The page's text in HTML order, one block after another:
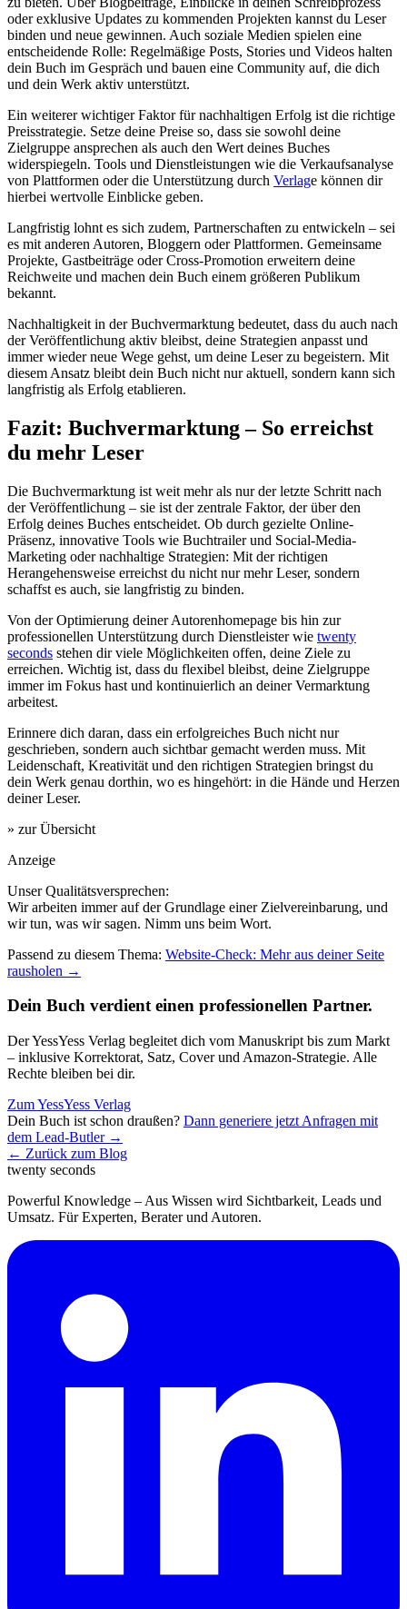
oder exklusive Updates zu kommenden Projekten kannst du Leser
binden und neue gewinnen. Auch soziale Medien spielen eine
entscheidende Rolle: Regelmäßige Posts, Stories und Videos halten
dein Buch im Gespräch und bauen eine Community auf, die dich
und dein Werk aktiv unterstützt.
Ein weiterer wichtiger Faktor für nachhaltigen Erfolg ist die richtige
Preisstrategie. Setze deine Preise so, dass sie sowohl deine
Zielgruppe ansprechen als auch den Wert deines Buches
widerspiegeln. Tools und Dienstleistungen wie die Verkaufsanalyse
von Plattformen oder die Unterstützung durch Verlage können dir
hierbei wertvolle Einblicke geben.
Langfristig lohnt es sich zudem, Partnerschaften zu entwickeln – sei
es mit anderen Autoren, Bloggern oder Plattformen. Gemeinsame
Projekte, Gastbeiträge oder Cross-Promotion erweitern deine
Reichweite und machen dein Buch einem größeren Publikum
bekannt.
Nachhaltigkeit in der Buchvermarktung bedeutet, dass du auch nach
der Veröffentlichung aktiv bleibst, deine Strategien anpasst und
immer wieder neue Wege gehst, um deine Leser zu begeistern. Mit
diesem Ansatz bleibt dein Buch nicht nur aktuell, sondern kann sich
langfristig als Erfolg etablieren.
Fazit: Buchvermarktung – So erreichst
du mehr Leser
Die Buchvermarktung ist weit mehr als nur der letzte Schritt nach
der Veröffentlichung – sie ist der zentrale Faktor, der über den
Erfolg deines Buches entscheidet. Ob durch gezielte Online-
Präsenz, innovative Tools wie Buchtrailer und Social-Media-
Marketing oder nachhaltige Strategien: Mit der richtigen
Herangehensweise erreichst du nicht nur mehr Leser, sondern
schaffst es auch, sie langfristig zu binden.
Von der Optimierung deiner Autorenhomepage bis hin zur
professionellen Unterstützung durch Dienstleister wie twenty
seconds stehen dir viele Möglichkeiten offen, deine Ziele zu
erreichen. Wichtig ist, dass du flexibel bleibst, deine Zielgruppe
immer im Fokus hast und kontinuierlich an deiner Vermarktung
arbeitest.
Erinnere dich daran, dass ein erfolgreiches Buch nicht nur
geschrieben, sondern auch sichtbar gemacht werden muss. Mit
Leidenschaft, Kreativität und den richtigen Strategien bringst du
dein Werk genau dorthin, wo es hingehört: in die Hände und Herzen
deiner Leser.
» zur Übersicht
Anzeige
Unser Qualitätsversprechen:
Wir arbeiten immer auf der Grundlage einer Zielvereinbarung, und
wir tun, was wir sagen. Nimm uns beim Wort.
Passend zu diesem Thema: Website-Check: Mehr aus deiner Seite
rausholen →
Dein Buch verdient einen professionellen Partner.
Der YessYess Verlag begleitet dich vom Manuskript bis zum Markt
– inklusive Korrektorat, Satz, Cover und Amazon-Strategie. Alle
Rechte bleiben bei dir.
Zum YessYess Verlag
Dein Buch ist schon draußen? Dann generiere jetzt Anfragen mit
dem Lead-Butler →
← Zurück zum Blog
twenty seconds
Powerful Knowledge – Aus Wissen wird Sichtbarkeit, Leads und
Umsatz. Für Experten, Berater und Autoren.